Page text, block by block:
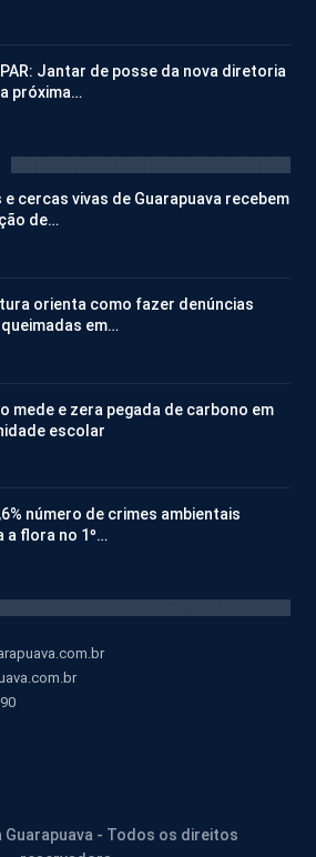
Jantar de posse da nova diretoria
próxima…
e cercas vivas de Guarapuava recebem
de…
orienta como fazer denúncias
em…
mede e zera pegada de carbono em
escolar
número de crimes ambientais
a flora no 1º…
Guarapuava - Todos os direitos